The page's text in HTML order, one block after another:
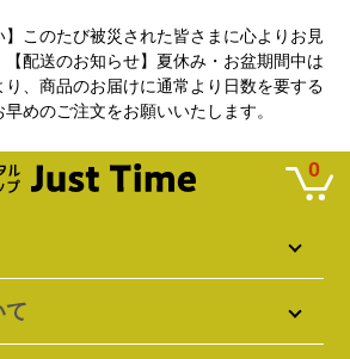
】このたび被災された皆さまに心よりお見
配送のお知らせ】夏休み・お盆期間中は
、商品のお届けに通常より日数を要する
めのご注文をお願いいたします。
て
0